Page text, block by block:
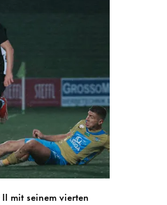
mit seinem vierten